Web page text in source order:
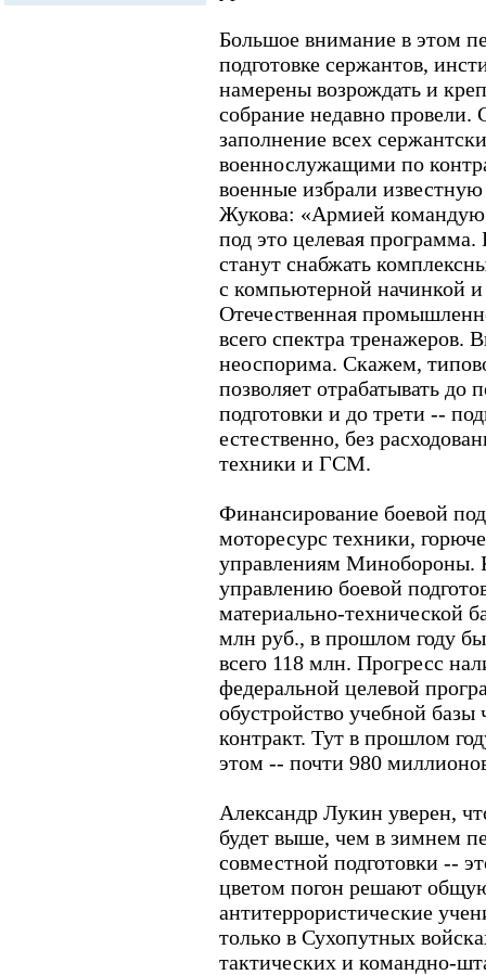
Большое внимание в этом
подготовке сержантов,
намерены возрождать и
собрание недавно провели.
заполнение всех
военнослужащими по
военные избрали
Жукова: «Армией командую
под это целевая
станут снабжать
с компьютерной начинкой
Отечественная
всего спектра тренажеров.
неоспорима. Скажем,
позволяет отрабатывать до
подготовки и до трети --
естественно, без
техники и ГСМ.
Финансирование боевой
моторесурс техники,
управлениям Минобороны.
управлению боевой
материально-технической
млн руб., в прошлом году
всего 118 млн. Прогресс
федеральной целевой
обустройство учебной
контракт. Тут в прошлом
этом -- почти 980
Александр Лукин уверен,
будет выше, чем в зимнем
совместной подготовки --
цветом погон решают
антитеррористические
только в Сухопутных
тактических и командно-